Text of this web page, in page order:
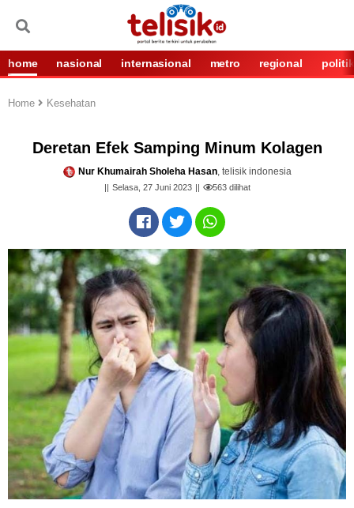
home nasional internasional metro regional politik
Home Kesehatan
Deretan Efek Samping Minum Kolagen
Nur Khumairah Sholeha Hasan, telisik indonesia
Selasa, 27 Juni 2023 563dilihat